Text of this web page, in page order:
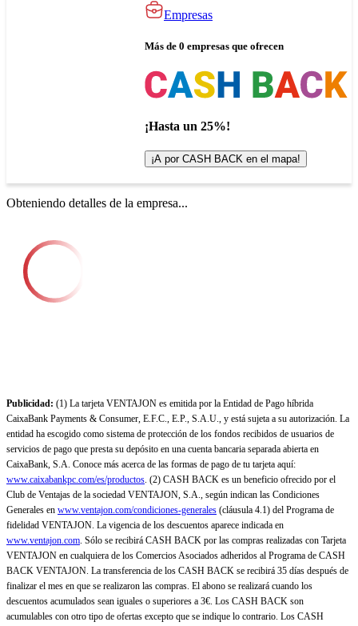
Empresas
Más de 0 empresas que ofrecen
¡Hasta un 25%!
¡A por CASH BACK en el mapa!
Obteniendo detalles de la empresa...
Publicidad: (1) La tarjeta VENTAJON es emitida por la Entidad de Pago híbrida
CaixaBank Payments & Consumer, E.F.C., E.P., S.A.U., y está sujeta a su autorización. La
entidad ha escogido como sistema de protección de los fondos recibidos de usuarios de
servicios de pago que presta su depósito en una cuenta bancaria separada abierta en
CaixaBank, S.A. Conoce más acerca de las formas de pago de tu tarjeta aquí:
www.caixabankpc.com/es/productos. (2) CASH BACK es un beneficio ofrecido por el
Club de Ventajas de la sociedad VENTAJON, S.A., según indican las Condiciones
Generales en www.ventajon.com/condiciones-generales (cláusula 4.1) del Programa de
fidelidad VENTAJON. La vigencia de los descuentos aparece indicada en
www.ventajon.com. Sólo se recibirá CASH BACK por las compras realizadas con Tarjeta
VENTAJON en cualquiera de los Comercios Asociados adheridos al Programa de CASH
BACK VENTAJON. La transferencia de los CASH BACK se recibirá 35 días después de
finalizar el mes en que se realizaron las compras. El abono se realizará cuando los
descuentos acumulados sean iguales o superiores a 3€. Los CASH BACK son
acumulables con otro tipo de ofertas excepto que se indique lo contrario. Los CASH